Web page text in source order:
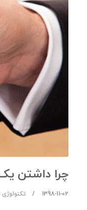
چرا داشتن
1398-11-02